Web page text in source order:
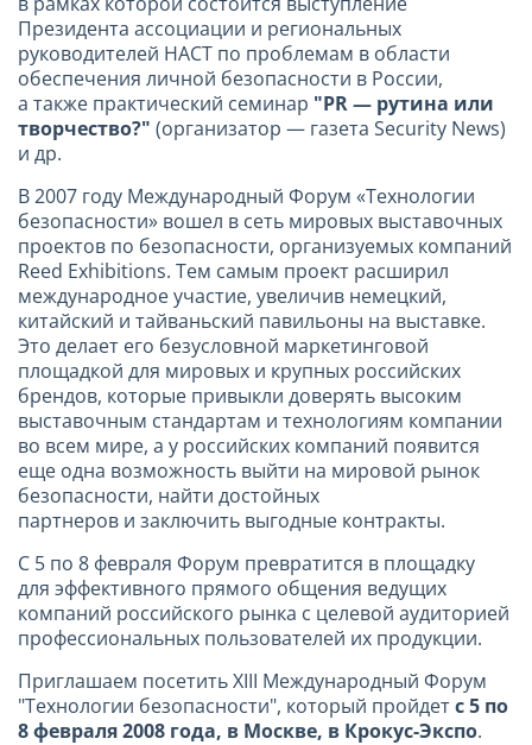
Президента ассоциации и региональных
руководителей НАСТ по проблемам в области
обеспечения личной безопасности в России,
а также практический семинар "PR — рутина или
творчество?" (организатор — газета Security News)
и др.
В 2007 году Международный Форум «Технологии
безопасности» вошел в сеть мировых выставочных
проектов по безопасности, организуемых компаний
Reed Exhibitions. Тем самым проект расширил
международное участие, увеличив немецкий,
китайский и тайваньский павильоны на выставке.
Это делает его безусловной маркетинговой
площадкой для мировых и крупных российских
брендов, которые привыкли доверять высоким
выставочным стандартам и технологиям компании
во всем мире, а у российских компаний появится
еще одна возможность выйти на мировой рынок
безопасности, найти достойных
партнеров и заключить выгодные контракты.
С 5 по 8 февраля Форум превратится в площадку
для эффективного прямого общения ведущих
компаний российского рынка с целевой аудиторией
профессиональных пользователей их продукции.
Приглашаем посетить XIII Международный Форум
"Технологии безопасности", который пройдетс 5 по
8 февраля 2008 года, в Москве, в Крокус-Экспо.